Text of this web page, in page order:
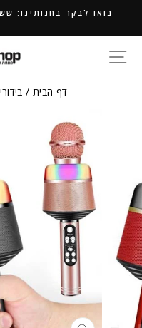
דף הבית /